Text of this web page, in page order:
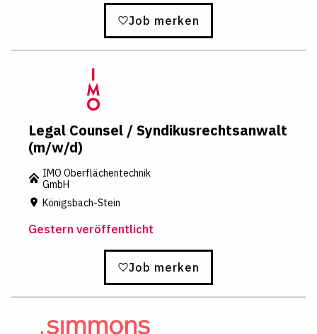
Job merken
Legal Counsel / Syndikusrechtsanwalt
(m/w/d)
IMO Oberflächentechnik
GmbH
Königsbach-Stein
Gestern veröffentlicht
Job merken